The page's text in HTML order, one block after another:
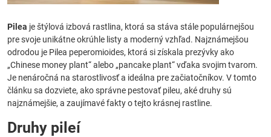
Pilea je štýlová izbová rastlina, ktorá sa stáva stále populárnejšou
pre svoje unikátne okrúhle listy a moderný vzhľad. Najznámejšou
odrodou je Pilea peperomioides, ktorá si získala prezývky ako
„Chinese money plant“ alebo „pancake plant“ vďaka svojim tvarom.
Je nenáročná na starostlivosť a ideálna pre začiatočníkov. V tomto
článku sa dozviete, ako správne pestovať pileu, aké druhy sú
najznámejšie, a zaujímavé fakty o tejto krásnej rastline.
Druhy pileí